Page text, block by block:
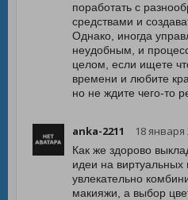
поработать с
средствами и
Однако, иногда
неудобным, и
целом, если ищете
времени и любите
но не ждите чего-то
anka-2211 18 января
Как же здорово
идеи на
увлекательно
макияжи, а выбор